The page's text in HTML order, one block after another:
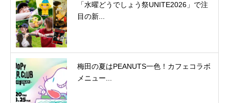
「水曜どうでしょう祭UNITE2026」で注
目の新...
梅田の夏はPEANUTS一色！カフェコラボ
メニュー...